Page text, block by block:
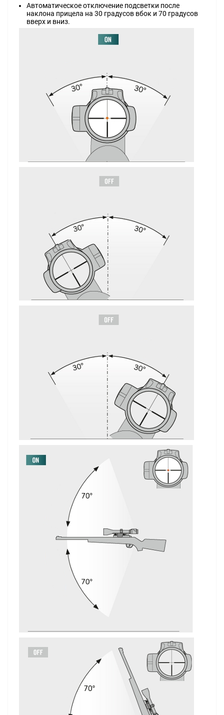
Автоматическое отключение подсветки после
наклона прицела на 30 градусов вбок и 70 градусов
вверх и вниз.